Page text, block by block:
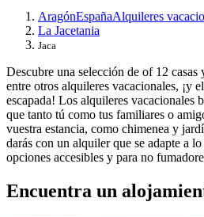
AragónEspañaAlquileres
La Jacetania
Jaca
Descubre una selección de of 12 casas
entre otros alquileres vacacionales, ¡y
escapada! Los alquileres vacacionales
que tanto tú como tus familiares o
vuestra estancia, como chimenea y
darás con un alquiler que se adapte a
opciones accesibles y para no
Encuentra un